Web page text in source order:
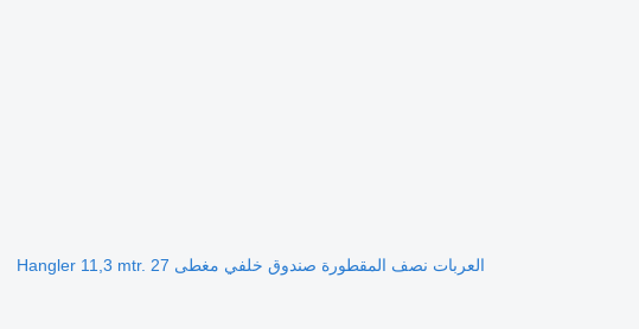
العربات نصف المقطورة صندوق خلفي مغطى Hangler 11,3 mtr. 27